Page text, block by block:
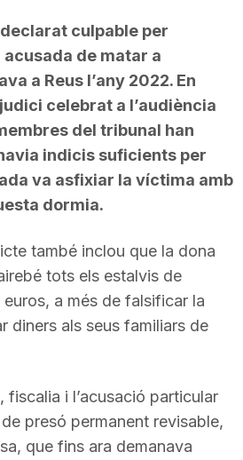
culpable per
de matar a
a Reus l’any 2022. En
celebrat a l’audiència
del tribunal han
indicis suficients per
va asfixiar la víctima amb
dormia.
també inclou que la dona
tots els estalvis de
euros, a més de falsificar la
diners als seus familiars de
fiscalia i l’acusació particular
presó permanent revisable,
que fins ara demanava